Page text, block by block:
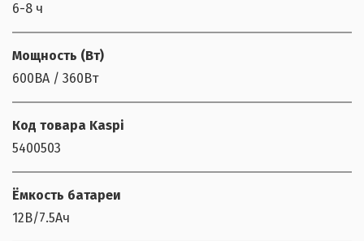
6-8 ч
Мощность (Bт)
600ВА / 360Вт
Код товара Kaspi
5400503
Ёмкость батареи
12В/7.5Ач